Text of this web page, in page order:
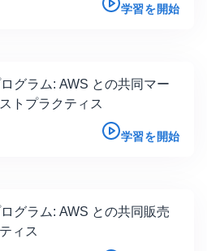
学習を開始
グラム: AWS との共同マー
トプラクティス
学習を開始
グラム: AWS との共同販売
ィス